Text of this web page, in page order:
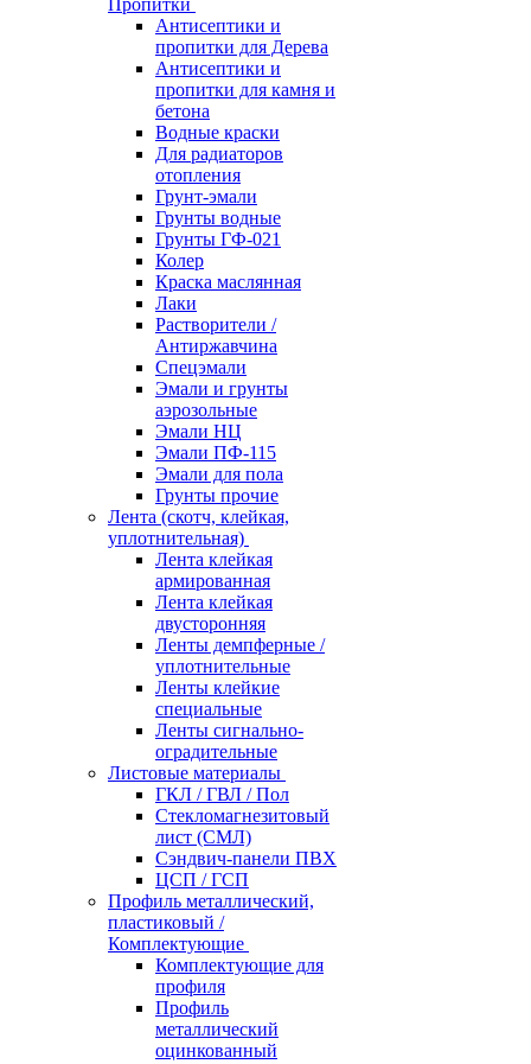
Пропитки
Антисептики и
пропитки для Дерева
Антисептики и
пропитки для камня и
бетона
Водные краски
Для радиаторов
отопления
Грунт-эмали
Грунты водные
Грунты ГФ-021
Колер
Краска маслянная
Лаки
Растворители /
Антиржавчина
Спецэмали
Эмали и грунты
аэрозольные
Эмали НЦ
Эмали ПФ-115
Эмали для пола
Грунты прочие
Лента (скотч, клейкая,
уплотнительная)
Лента клейкая
армированная
Лента клейкая
двусторонняя
Ленты демпферные /
уплотнительные
Ленты клейкие
специальные
Ленты сигнально-
оградительные
Листовые материалы
ГКЛ / ГВЛ / Пол
Стекломагнезитовый
лист (СМЛ)
Сэндвич-панели ПВХ
ЦСП / ГСП
Профиль металлический,
пластиковый /
Комплектующие
Комплектующие для
профиля
Профиль
металлический
оцинкованный